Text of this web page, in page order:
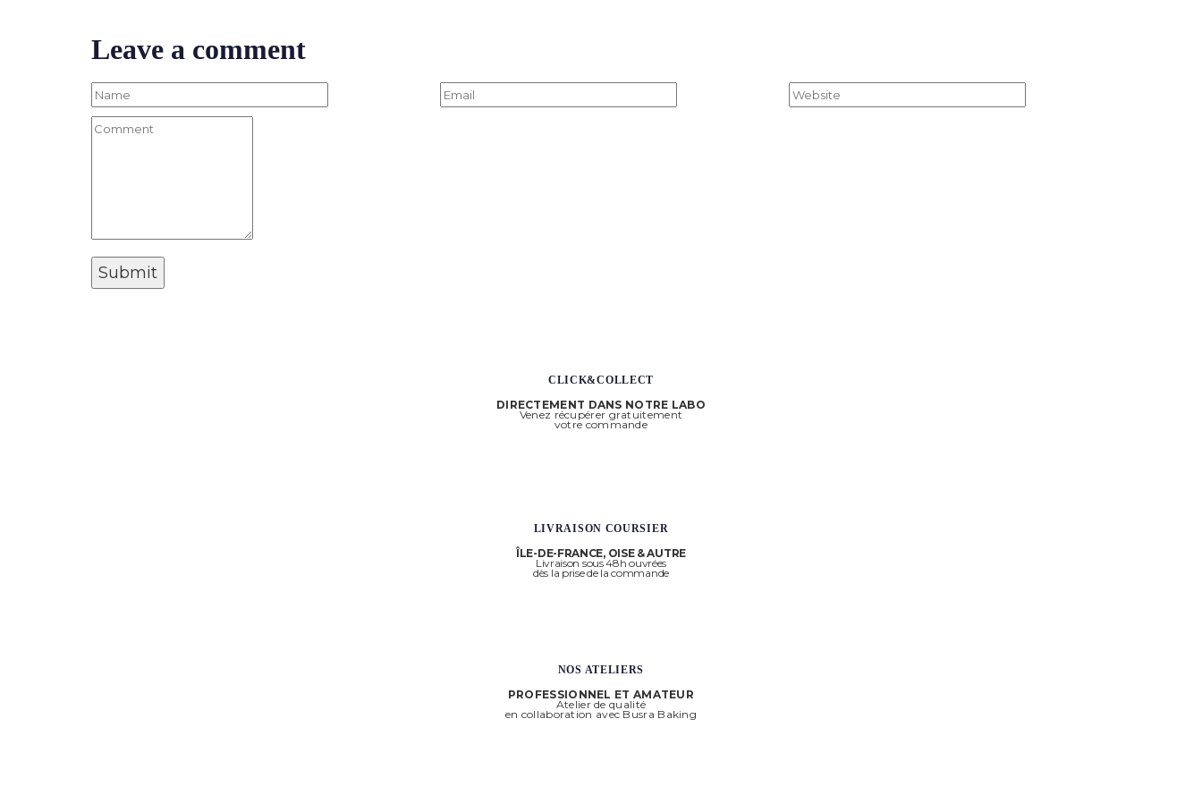
Leave a comment
CLICK&COLLECT
DIRECTEMENT DANS NOTRE LABO
Venez récupérer gratuitement
votre commande
LIVRAISON COURSIER
ÎLE-DE-FRANCE, OISE & AUTRE
Livraison sous 48h ouvrées
dès la prise de la commande
NOS ATELIERS
PROFESSIONNEL ET AMATEUR
Atelier de qualité
en collaboration avec Busra Baking